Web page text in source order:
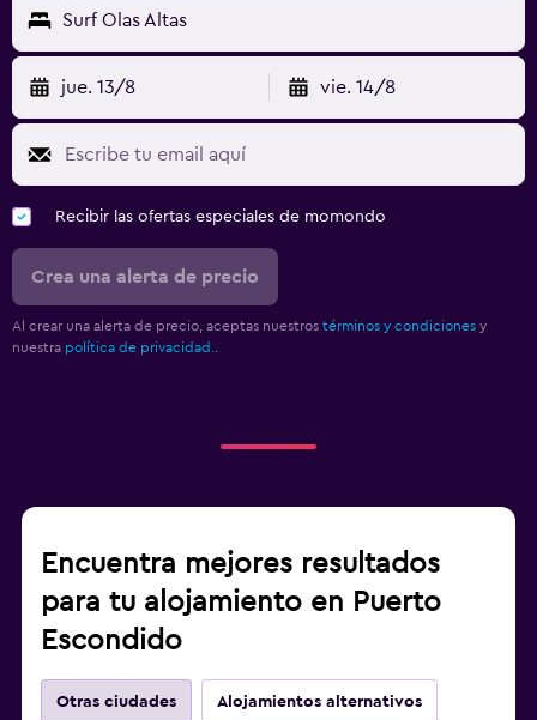
Surf Olas Altas
jue. 13/8 vie. 14/8
Recibir las ofertas especiales de momondo
Crea una alerta de precio
Al crear una alerta de precio, aceptas nuestros términos y condiciones y
nuestra política de privacidad.
Encuentra mejores resultados
para tu alojamiento en Puerto
Escondido
Otras ciudades Alojamientos alternativos